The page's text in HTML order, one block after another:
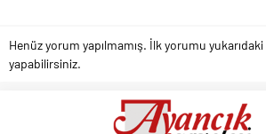
Henüz yorum yapılmamış. İlk yorumu yukarıdaki
yapabilirsiniz.